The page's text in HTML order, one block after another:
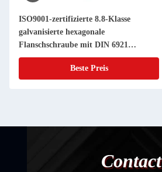
ISO9001-zertifizierte 8.8-Klasse
galvanisierte hexagonale
Flanschschraube mit DIN 6921
Zahnspüler
Beste Preis
Contact